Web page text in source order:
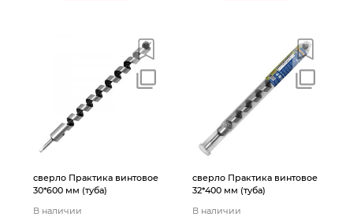
сверло Практика винтовое
30*600 мм (туба)
В наличии
сверло Практика винтовое
32*400 мм (туба)
В наличии